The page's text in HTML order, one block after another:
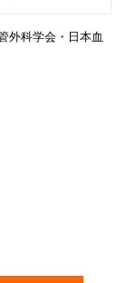
外科学会・日本血